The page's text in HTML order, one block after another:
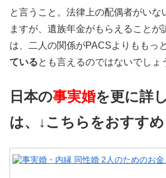
と言うこと。法律上の配偶者がいな
ますが、遺族年金がもらえることが
は、二人の関係がPACSよりももっと
ているとも言えるのではないでしょ
日本の事実婚を更に詳
は、↓こちらをおすすめ